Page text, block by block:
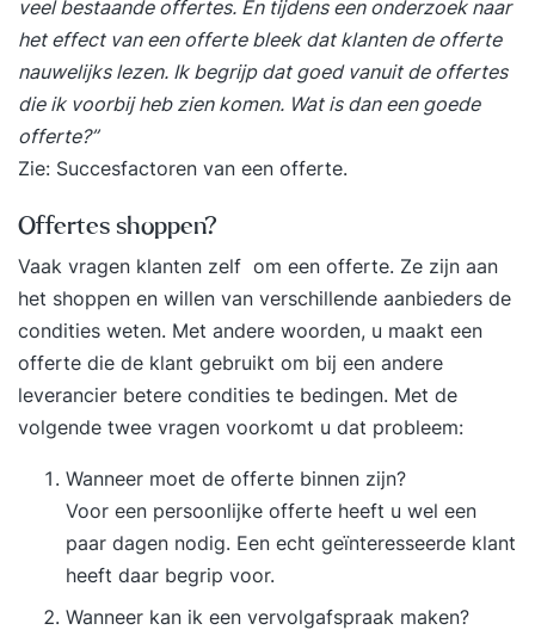
veel bestaande offertes. En tijdens een onderzoek naar
het effect van een offerte bleek dat klanten de offerte
nauwelijks lezen. Ik begrijp dat goed vanuit de offertes
die ik voorbij heb zien komen. Wat is dan een goede
offerte?”
Zie: Succesfactoren van een offerte.
Offertes shoppen?
Vaak vragen klanten zelf om een offerte. Ze zijn aan
het shoppen en willen van verschillende aanbieders de
condities weten. Met andere woorden, u maakt een
offerte die de klant gebruikt om bij een andere
leverancier betere condities te bedingen. Met de
volgende twee vragen voorkomt u dat probleem:
Wanneer moet de offerte binnen zijn?
Voor een persoonlijke offerte heeft u wel een
paar dagen nodig. Een echt geïnteresseerde klant
heeft daar begrip voor.
Wanneer kan ik een vervolgafspraak maken?